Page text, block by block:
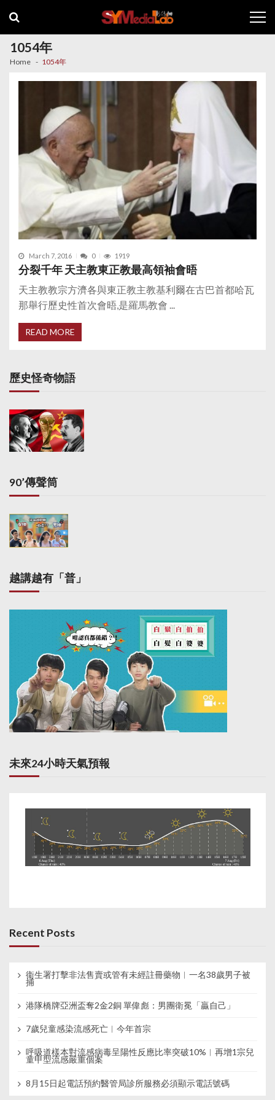
navigation
content
1054年
Home 1054年
March 7, 2016 0 1919
分裂千年 天主教東正教最高領袖會晤
天主教教宗方濟各與東正教主教基利爾在古巴首都哈瓦
那舉行歷史性首次會晤,是羅馬教會 ...
READ MORE
歷史怪奇物語
90’傳聲筒
越講越有「普」
未來24小時天氣預報
Recent Posts
衞生署打擊非法售賣或管有未經註冊藥物︱一名38歲男子被
捕
港隊橋牌亞洲盃奪2金2銅 單偉彪：男團衛冕「贏自己」
7歲兒童感染流感死亡︱今年首宗
呼吸道樣本對流感病毒呈陽性反應比率突破10%︱再增1宗兒
童甲型流感嚴重個案
8月15日起電話預約醫管局診所服務必須顯示電話號碼